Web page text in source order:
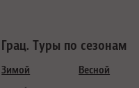
Грац. Туры по сезонам
Зимой
Весной